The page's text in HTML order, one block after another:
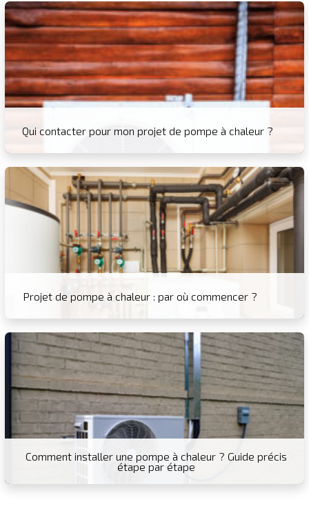
Qui contacter pour mon projet de pompe à chaleur ?
Projet de pompe à chaleur : par où commencer ?
Comment installer une pompe à chaleur ? Guide précis
étape par étape